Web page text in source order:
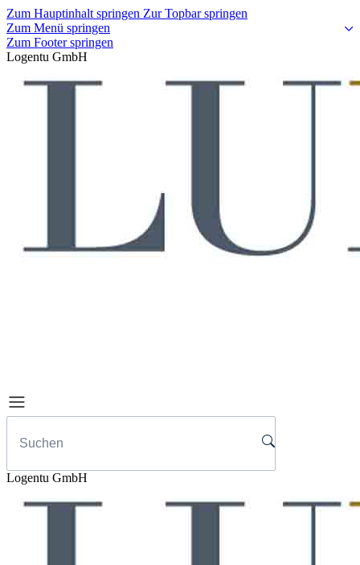
Zum Hauptinhalt springen Zur Topbar springen
Zum Menü springen
Zum Footer springen
Logentu GmbH
Logentu GmbH